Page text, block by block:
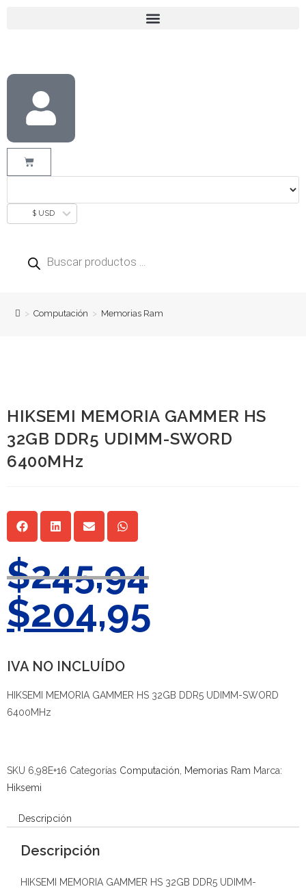
$ USD
> Computación > Memorias Ram
HIKSEMI MEMORIA GAMMER HS
32GB DDR5 UDIMM-SWORD
6400MHz
$245,94
$204,95
IVA NO INCLUÍDO
HIKSEMI MEMORIA GAMMER HS 32GB DDR5 UDIMM-SWORD
6400MHz
SKU 6,98E+16 Categorías Computación Memorias Ram Marca:
Hiksemi
Descripción
Descripción
HIKSEMI MEMORIA GAMMER HS 32GB DDR5 UDIMM-